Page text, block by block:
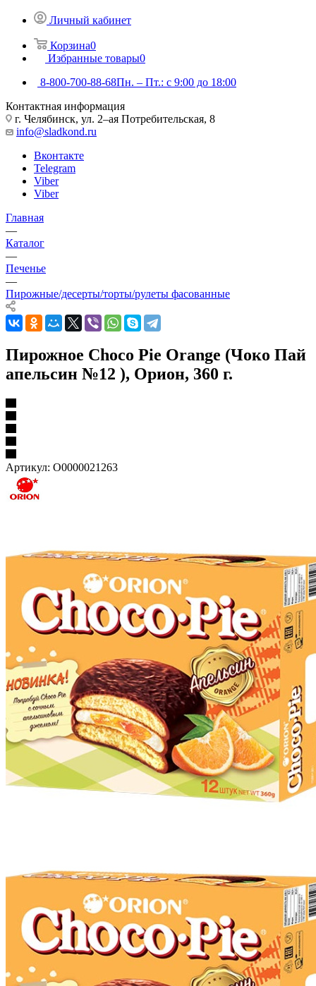
Личный кабинет
Корзина0
Избранные товары0
8-800-700-88-68Пн. – Пт.: с 9:00 до 18:00
Контактная информация
г. Челябинск, ул. 2–ая Потребительская, 8
info@sladkond.ru
Вконтакте
Telegram
Viber
Viber
Главная
—
Каталог
—
Печенье
—
Пирожные/десерты/торты/рулеты фасованные
Пирожное Choco Pie Orange (Чоко Пай
апельсин №12 ), Орион, 360 г.
Артикул: О0000021263